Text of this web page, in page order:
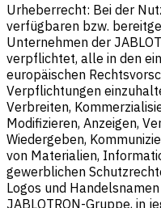
Urheberrecht: Bei der
verfügbaren bzw.
Unternehmen der
verpflichtet, alle in den
europäischen
Verpflichtungen
Verbreiten,
Modifizieren, Anzeigen,
Wiedergeben,
von Materialien,
gewerblichen
Logos und
JABLOTRON-Gruppe, in